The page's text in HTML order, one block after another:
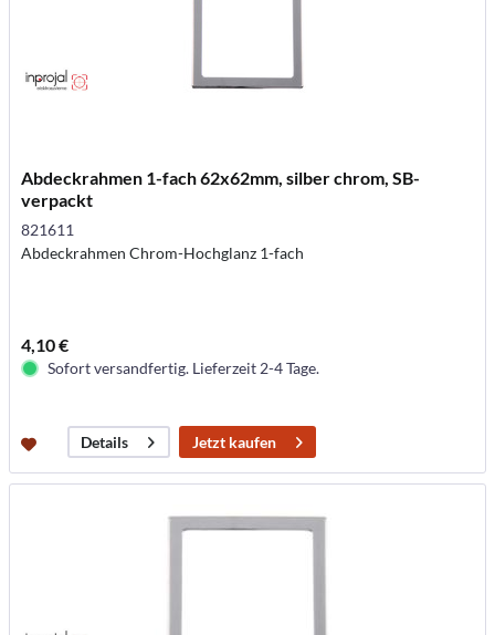
Abdeckrahmen 1-fach 62x62mm, silber chrom, SB-
verpackt
821611
Abdeckrahmen Chrom-Hochglanz 1-fach
4,10 €
Sofort versandfertig. Lieferzeit 2-4 Tage.
Details Jetzt kaufen